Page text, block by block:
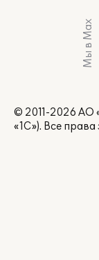
Мы в Max
© 2011-2026 АО
«1С»). Все